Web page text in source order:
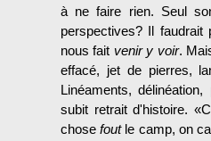
à ne faire rien. Seul
perspectives? Il faudrait
nous fait venir y voir.
effacé, jet de pierres,
Linéaments,
subit retrait d'histoire.
chose foutle camp, on